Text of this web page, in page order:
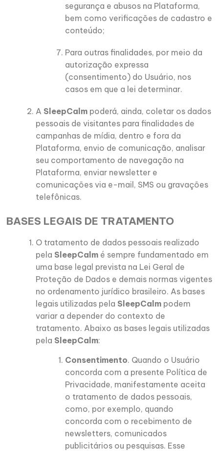
segurança e abusos na Plataforma,
bem como verificações de cadastro e
conteúdo;
Para outras finalidades, por meio da
autorização expressa
(consentimento) do Usuário, nos
casos em que a lei determinar.
A SleepCalm poderá, ainda, coletar os dados
pessoais de visitantes para finalidades de
campanhas de mídia, dentro e fora da
Plataforma, envio de comunicação, analisar
seu comportamento de navegação na
Plataforma, enviar newsletter e
comunicações via e-mail, SMS ou gravações
telefônicas.
BASES LEGAIS DE TRATAMENTO
O tratamento de dados pessoais realizado
pela SleepCalm é sempre fundamentado em
uma base legal prevista na Lei Geral de
Proteção de Dados e demais normas vigentes
no ordenamento jurídico brasileiro. As bases
legais utilizadas pela SleepCalm podem
variar a depender do contexto de
tratamento. Abaixo as bases legais utilizadas
pela SleepCalm:
Consentimento. Quando o Usuário
concorda com a presente Política de
Privacidade, manifestamente aceita
o tratamento de dados pessoais,
como, por exemplo, quando
concorda com o recebimento de
newsletters, comunicados
publicitários ou pesquisas. Esse